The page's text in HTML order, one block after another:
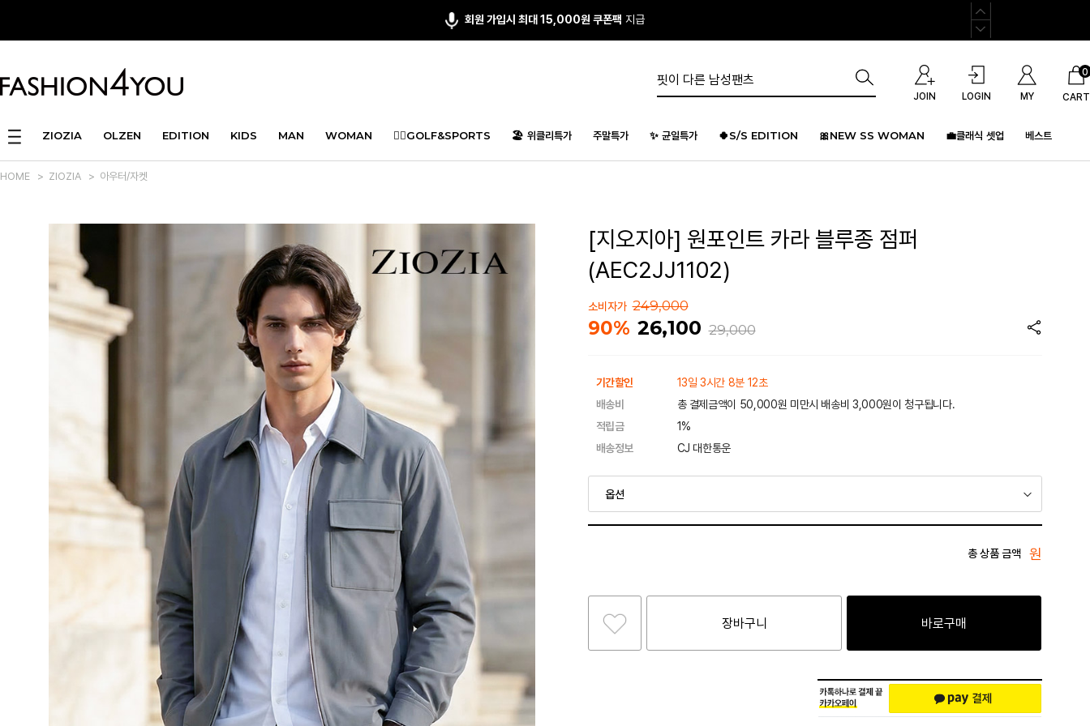
회원 가입시 최대 15,000원 쿠폰팩 지급
JOIN LOGIN MY CART
0
ZIOZIA OLZEN EDITION KIDS MAN WOMAN 🏌️‍♂️GOLF&SPORTS 🏖️ 위클리특가 주말특가 ✨ 균일특가 🍀S/S EDITION 🎀NEW SS WOMAN 💼클래식 셋업 베스트
HOME > ZIOZIA > 아우터/자켓
[지오지아] 원포인트 카라 블루종 점퍼
(AEC2JJ1102)
소비자가 249,000
90% 26,100 29,000
기간할인
13일 3시간 8분 12초
배송비
총 결제금액이 50,000원 미만시 배송비 3,000원이 청구됩니다.
적립금
1%
배송정보
CJ 대한통운
총 상품 금액 원
장바구니 바로구매